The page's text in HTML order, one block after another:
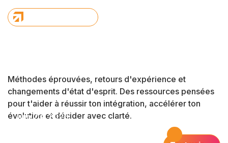
Méthodes éprouvées, retours d'expérience et
changements d'état d'esprit. Des ressources pensées
pour t'aider à réussir ton intégration, accélérer ton
évolution et décider avec clarté.
juin 23, 2026